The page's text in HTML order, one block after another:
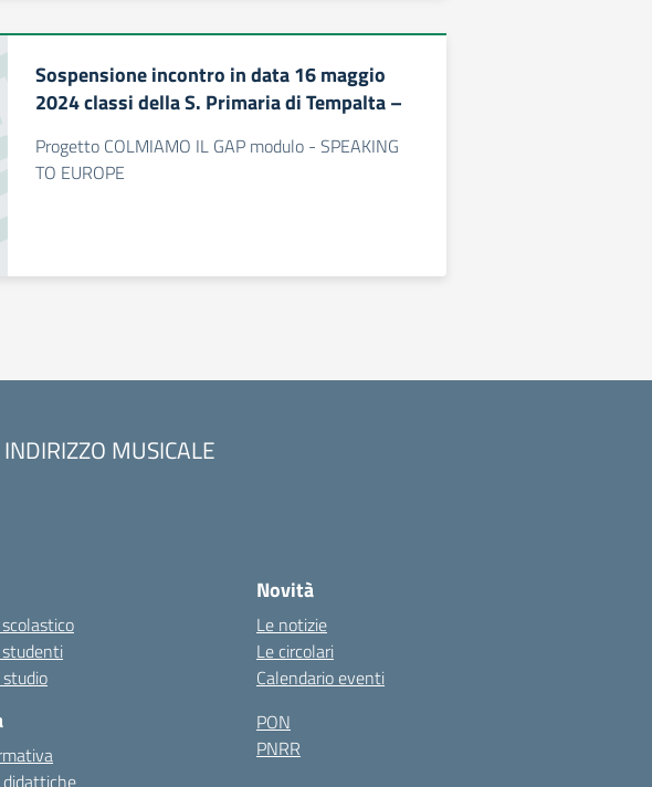
Sospensione incontro in data 16 maggio
2024 classi della S. Primaria di Tempalta –
Progetto COLMIAMO IL GAP modulo - SPEAKING
TO EUROPE
MUSICALE
didattiche
Novità
Le notizie
Le circolari
Calendario eventi
PON
PNRR